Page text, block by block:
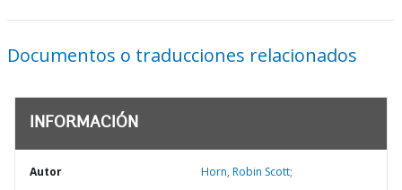
Documentos o traducciones relacionados
INFORMACIÓN
Autor Horn, Robin Scott;